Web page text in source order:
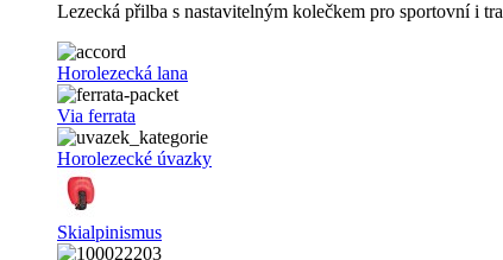
Lezecká přilba s nastavitelným kolečkem pro sportovní i
Horolezecká lana
Via ferrata
Horolezecké úvazky
Skialpinismus